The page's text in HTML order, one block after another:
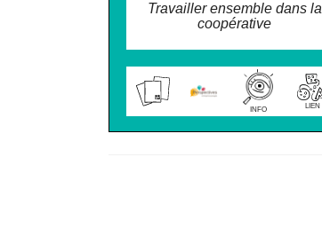
Travailler ensemble dans la
coopérative
INFO
LIEN